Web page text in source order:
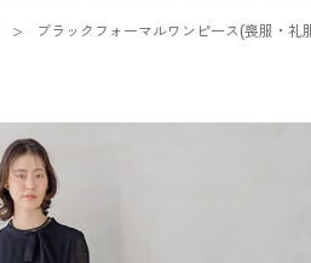
ブラックフォーマルワンピース(喪服・礼